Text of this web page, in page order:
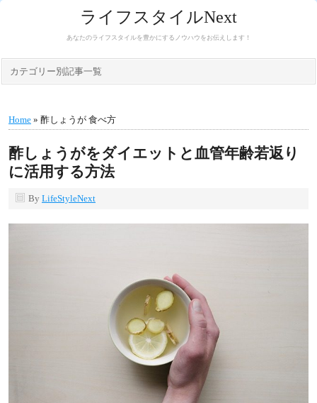
ライフスタイルNext
あなたのライフスタイルを豊かにするノウハウをお伝えします！
カテゴリー別記事一覧
Home » 酢しょうが 食べ方
酢しょうがをダイエットと血管年齢若返り
に活用する方法
By LifeStyleNext